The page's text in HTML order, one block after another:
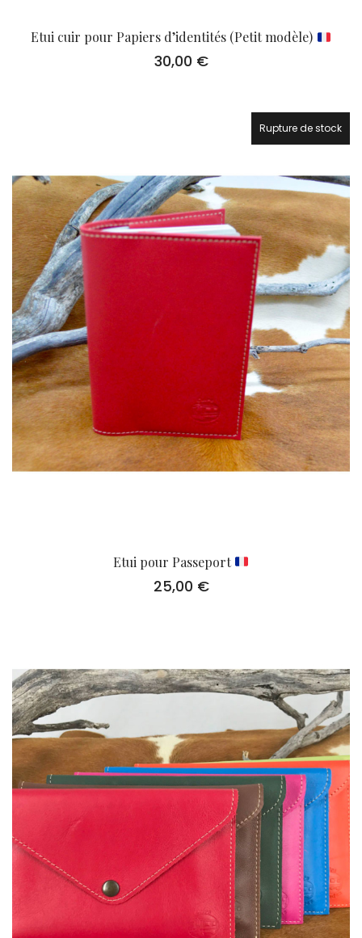
Etui cuir pour Papiers d’identités (Petit modèle)
30,00 €
Rupture de stock
Etui pour Passeport
25,00 €